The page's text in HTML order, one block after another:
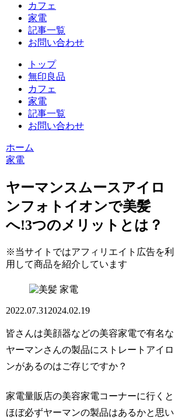
カフェ
家電
記事一覧
お問い合わせ
トップ
無印良品
カフェ
家電
記事一覧
お問い合わせ
ホーム
家電
ヤーマンスムースアイロ
ンフォトイオンで美髪
へ!3つのメリットとは？
※当サイトではアフィリエイト広告を利
用して商品を紹介しています
家電
2022.07.31 2024.02.19
皆さんは美顔器などの美容家電で有名な
ヤーマンさんの製品にストレートアイロ
ンがあるのはご存じですか？
家電量販店の美容家電コーナーに行くと
ほぼ必ずヤーマンの製品はあるかと思い